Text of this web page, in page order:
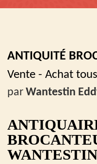
ANTIQUITÉ
Vente - Achat
par Wantestin